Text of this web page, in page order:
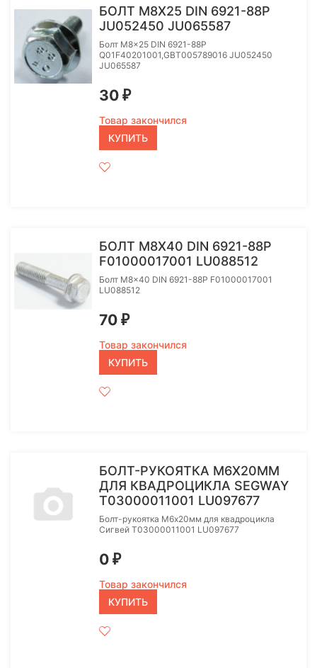
БОЛТ M8X25 DIN 6921-88P
JU052450 JU065587
Болт M8x25 DIN 6921-88P
Q01F40201001,GBT005789016 JU052450
JU065587
30 ₽
Товар закончился
КУПИТЬ
БОЛТ M8X40 DIN 6921-88P
F01000017001 LU088512
Болт M8x40 DIN 6921-88P F01000017001
LU088512
70 ₽
Товар закончился
КУПИТЬ
БОЛТ-РУКОЯТКА М6Х20ММ
ДЛЯ КВАДРОЦИКЛА SEGWAY
T03000011001 LU097677
Болт-рукоятка М6х20мм для квадроцикла
Сигвей T03000011001 LU097677
0 ₽
Товар закончился
КУПИТЬ